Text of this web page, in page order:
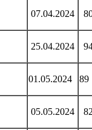
07.04.2024
25.04.2024
01.05.2024 89
05.05.2024